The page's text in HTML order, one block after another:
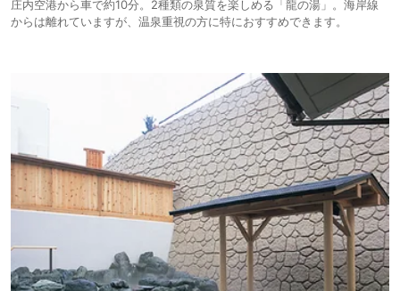
庄内空港から車で約10分。2種類の泉質を楽しめる「龍の湯」。海岸線
からは離れていますが、温泉重視の方に特におすすめできます。